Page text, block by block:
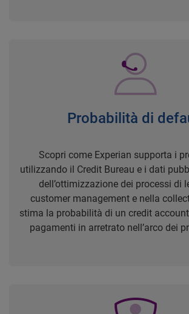
Probabilità di
Scopri come Experian supporta i
utilizzando il Credit Bureau e i dati
dell’ottimizzazione dei processi di
customer management e nella
stima la probabilità di un credit
pagamenti in arretrato nell’arco dei